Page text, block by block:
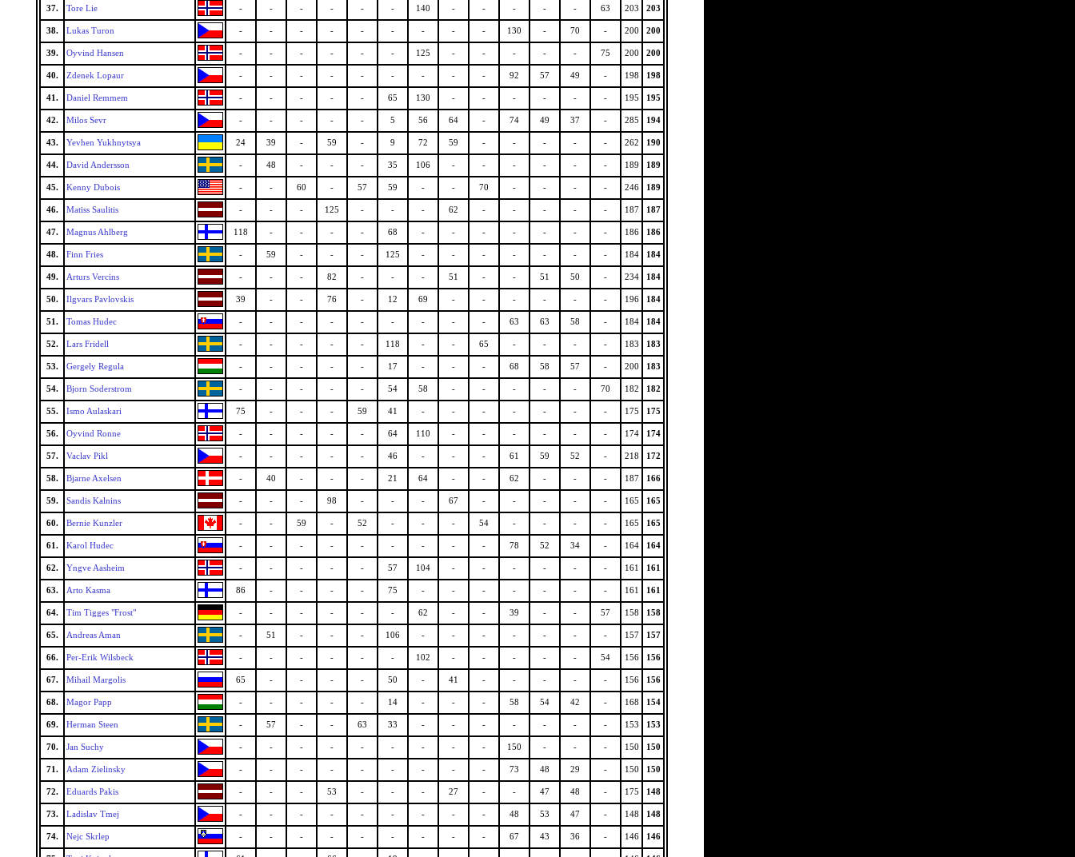
37. Tore Lie - - - - - - 140 - - - - - 63 203 203
38. Lukas Turon - - - - - - - - - 130 - 70 - 200 200
39. Oyvind Hansen - - - - - - 125 - - - - - 75 200 200
40. Zdenek Lopaur - - - - - - - - - 92 57 49 - 198 198
41. Daniel Remmem - - - - - 65 130 - - - - - - 195 195
42. Milos Sevr - - - - - 5 56 64 - 74 49 37 - 285 194
43. Yevhen Yukhnytsya 24 39 - 59 - 9 72 59 - - - - - 262 190
44. David Andersson - 48 - - - 35 106 - - - - - - 189 189
45. Kenny Dubois - - 60 - 57 59 - - 70 - - - - 246 189
46. Matiss Saulitis - - - 125 - - - 62 - - - - - 187 187
47. Magnus Ahlberg 118 - - - - 68 - - - - - - - 186 186
48. Finn Fries - 59 - - - 125 - - - - - - - 184 184
49. Arturs Vercins - - - 82 - - - 51 - - 51 50 - 234 184
50. Ilgvars Pavlovskis 39 - - 76 - 12 69 - - - - - - 196 184
51. Tomas Hudec - - - - - - - - - 63 63 58 - 184 184
52. Lars Fridell - - - - - 118 - - 65 - - - - 183 183
53. Gergely Regula - - - - - 17 - - - 68 58 57 - 200 183
54. Bjorn Soderstrom - - - - - 54 58 - - - - - 70 182 182
55. Ismo Aulaskari 75 - - - 59 41 - - - - - - - 175 175
56. Oyvind Ronne - - - - - 64 110 - - - - - - 174 174
57. Vaclav Pikl - - - - - 46 - - - 61 59 52 - 218 172
58. Bjarne Axelsen - 40 - - - 21 64 - - 62 - - - 187 166
59. Sandis Kalnins - - - 98 - - - 67 - - - - - 165 165
60. Bernie Kunzler - - 59 - 52 - - - 54 - - - - 165 165
61. Karol Hudec - - - - - - - - - 78 52 34 - 164 164
62. Yngve Aasheim - - - - - 57 104 - - - - - - 161 161
63. Arto Kasma 86 - - - - 75 - - - - - - - 161 161
64. Tim Tigges "Frost" - - - - - - 62 - - 39 - - 57 158 158
65. Andreas Aman - 51 - - - 106 - - - - - - - 157 157
66. Per-Erik Wilsbeck - - - - - - 102 - - - - - 54 156 156
67. Mihail Margolis 65 - - - - 50 - 41 - - - - - 156 156
68. Magor Papp - - - - - 14 - - - 58 54 42 - 168 154
69. Herman Steen - 57 - - 63 33 - - - - - - - 153 153
70. Jan Suchy - - - - - - - - - 150 - - - 150 150
71. Adam Zielinsky - - - - - - - - - 73 48 29 - 150 150
72. Eduards Pakis - - - 53 - - - 27 - - 47 48 - 175 148
73. Ladislav Tmej - - - - - - - - - 48 53 47 - 148 148
74. Nejc Skrlep - - - - - - - - - 67 43 36 - 146 146